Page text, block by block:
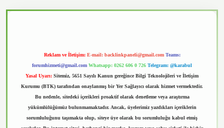
Reklam ve İletişim: E-mail: backlinkpaneli@gmail.com Teams:
forumhizmeti@gmail.com Whatsapp: 0262 606 0 726 Telegram: @karabul
Yasal Uyarı: Sitemiz, 5651 Sayılı Kanun gereğince Bilgi Teknolojileri ve İletişim
Kurumu (BTK) tarafından onaylanmış bir Yer Sağlayıcı olarak hizmet vermektedir.
Bu nedenle, sitedeki içerikleri proaktif olarak denetleme veya araştırma
yükümlülüğümüz bulunmamaktadır. Ancak, üyelerimiz yazdıkları içeriklerin
sorumluluğunu taşımakta olup, siteye üye olarak bu sorumluluğu kabul etmiş